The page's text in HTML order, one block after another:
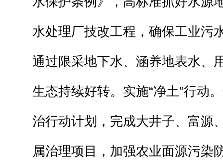
水处理厂技改工程，确保工业污
通过限采地下水、涵养地表水、
生态持续好转。实施“净土”行动
治行动计划，完成大井子、富源
属治理项目，加强农业面源污染